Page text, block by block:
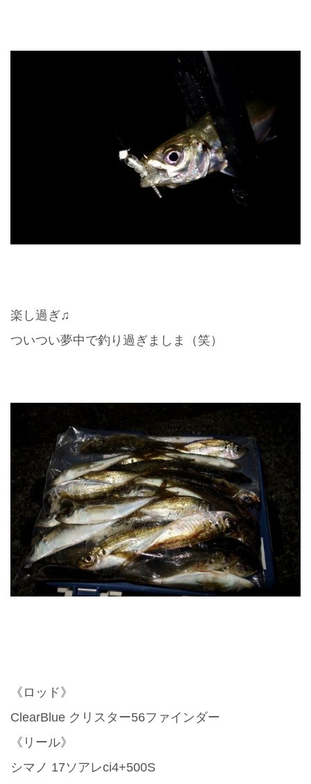
楽し過ぎ♫
ついつい夢中で釣り過ぎましま（笑）
《ロッド》
ClearBlue クリスター56ファインダー
《リール》
シマノ 17ソアレci4+500S